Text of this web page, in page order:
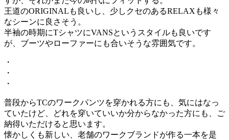
王道のORIGINALも良いし、少しクセのあるRELAXも様々
なシーンに良さそう。
半袖の時期にTシャツにVANSというスタイルも良いです
が、ブーツやローファーにも合いそうな雰囲気です。
・
・
・
普段からTCのワークパンツを穿かれる方にも、気にはなっ
ていたけど、どれを穿いていいか分からなかった方にも、ご
納得いただけると思います。
懐かしくも新しい、老舗のワークブランドが作る一本を是